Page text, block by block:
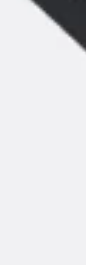
Pesquisa e